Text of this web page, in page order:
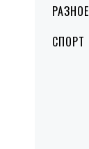
РАЗНОЕ
СПОРТ